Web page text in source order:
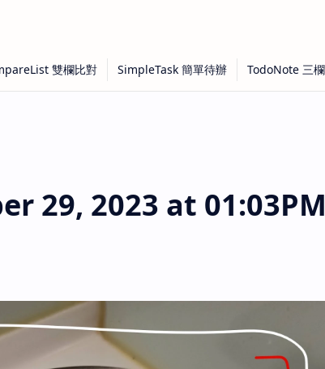
29, 2023 at 01:03PM